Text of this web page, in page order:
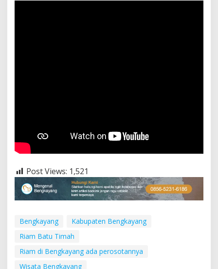
Post Views: 1,521
Bengkayang
Kabupaten Bengkayang
Riam Batu Timah
Riam di Bengkayang ada perosotannya
Wisata Bengkayang